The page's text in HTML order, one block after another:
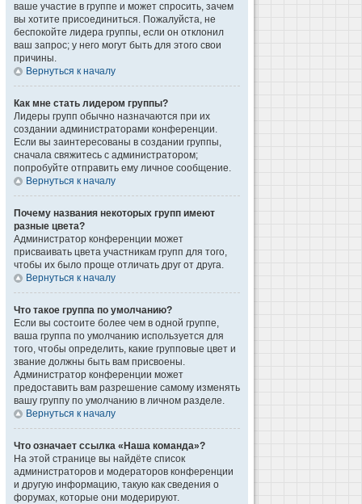
ваше участие в группе и может спросить, зачем
вы хотите присоединиться. Пожалуйста, не
беспокойте лидера группы, если он отклонил
ваш запрос; у него могут быть для этого свои
причины.
Вернуться к началу
Как мне стать лидером группы?
Лидеры групп обычно назначаются при их
создании администраторами конференции.
Если вы заинтересованы в создании группы,
сначала свяжитесь с администратором;
попробуйте отправить ему личное сообщение.
Вернуться к началу
Почему названия некоторых групп имеют
разные цвета?
Администратор конференции может
присваивать цвета участникам групп для того,
чтобы их было проще отличать друг от друга.
Вернуться к началу
Что такое группа по умолчанию?
Если вы состоите более чем в одной группе,
ваша группа по умолчанию используется для
того, чтобы определить, какие групповые цвет и
звание должны быть вам присвоены.
Администратор конференции может
предоставить вам разрешение самому изменять
вашу группу по умолчанию в личном разделе.
Вернуться к началу
Что означает ссылка «Наша команда»?
На этой странице вы найдёте список
администраторов и модераторов конференции
и другую информацию, такую как сведения о
форумах, которые они модерируют.